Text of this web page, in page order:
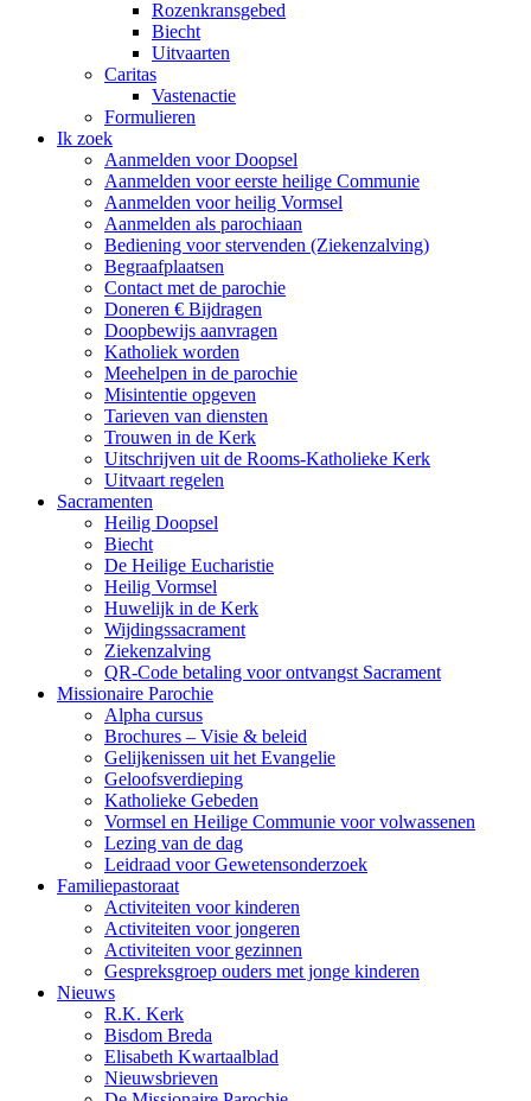
Rozenkransgebed
Biecht
Uitvaarten
Caritas
Vastenactie
Formulieren
Ik zoek
Aanmelden voor Doopsel
Aanmelden voor eerste heilige Communie
Aanmelden voor heilig Vormsel
Aanmelden als parochiaan
Bediening voor stervenden (Ziekenzalving)
Begraafplaatsen
Contact met de parochie
Doneren € Bijdragen
Doopbewijs aanvragen
Katholiek worden
Meehelpen in de parochie
Misintentie opgeven
Tarieven van diensten
Trouwen in de Kerk
Uitschrijven uit de Rooms-Katholieke Kerk
Uitvaart regelen
Sacramenten
Heilig Doopsel
Biecht
De Heilige Eucharistie
Heilig Vormsel
Huwelijk in de Kerk
Wijdingssacrament
Ziekenzalving
QR-Code betaling voor ontvangst Sacrament
Missionaire Parochie
Alpha cursus
Brochures – Visie & beleid
Gelijkenissen uit het Evangelie
Geloofsverdieping
Katholieke Gebeden
Vormsel en Heilige Communie voor volwassenen
Lezing van de dag
Leidraad voor Gewetensonderzoek
Familiepastoraat
Activiteiten voor kinderen
Activiteiten voor jongeren
Activiteiten voor gezinnen
Gespreksgroep ouders met jonge kinderen
Nieuws
R.K. Kerk
Bisdom Breda
Elisabeth Kwartaalblad
Nieuwsbrieven